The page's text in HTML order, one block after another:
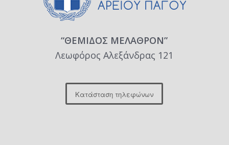
“ΘΕΜΙΔΟΣ ΜΕΛΑΘΡΟΝ”
Λεωφόρος Αλεξάνδρας 121
Κατάσταση τηλεφώνων